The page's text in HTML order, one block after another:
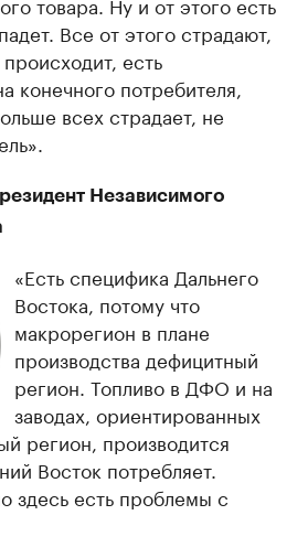
Все от этого страдают,
есть
конечного потребителя,
всех страдает, не
Независимого
«Есть специфика Дальнего
Востока, потому что
макрорегион в плане
производства дефицитный
регион. Топливо в ДФО и на
заводах, ориентированных
регион, производится
Восток потребляет.
здесь есть проблемы с